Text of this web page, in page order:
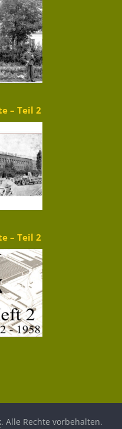
– Teil 2
– Teil 2
. Alle Rechte vorbehalten.